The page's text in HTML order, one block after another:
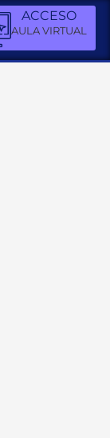
ACCESO
AULA VIRTUAL